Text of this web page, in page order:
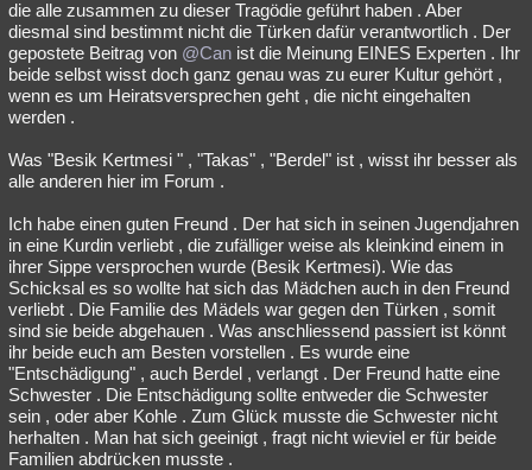
die alle zusammen zu dieser Tragödie geführt haben . Aber
diesmal sind bestimmt nicht die Türken dafür verantwortlich . Der
gepostete Beitrag von @Can ist die Meinung EINES Experten . Ihr
beide selbst wisst doch ganz genau was zu eurer Kultur gehört ,
wenn es um Heiratsversprechen geht , die nicht eingehalten
werden .
Was "Besik Kertmesi " , "Takas" , "Berdel" ist , wisst ihr besser als
alle anderen hier im Forum .
Ich habe einen guten Freund . Der hat sich in seinen Jugendjahren
in eine Kurdin verliebt , die zufälliger weise als kleinkind einem in
ihrer Sippe versprochen wurde (Besik Kertmesi). Wie das
Schicksal es so wollte hat sich das Mädchen auch in den Freund
verliebt . Die Familie des Mädels war gegen den Türken , somit
sind sie beide abgehauen . Was anschliessend passiert ist könnt
ihr beide euch am Besten vorstellen . Es wurde eine
"Entschädigung" , auch Berdel , verlangt . Der Freund hatte eine
Schwester . Die Entschädigung sollte entweder die Schwester
sein , oder aber Kohle . Zum Glück musste die Schwester nicht
herhalten . Man hat sich geeinigt , fragt nicht wieviel er für beide
Familien abdrücken musste .